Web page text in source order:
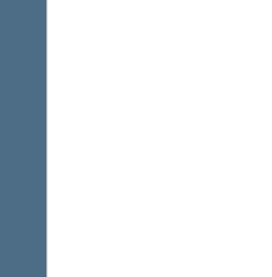
„A héten akár már